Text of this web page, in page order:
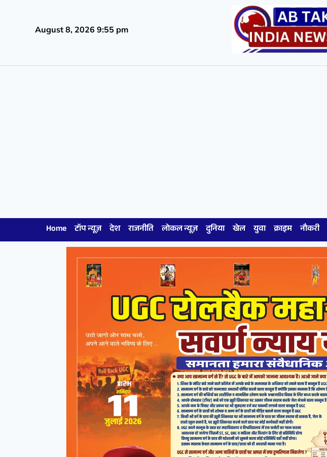
August 8, 2026 9:55 pm
Home टॉप न्यूज़ देश राजनीति लोकल न्यूज़ दुनिया खेल युवा क्राइम नौकरी